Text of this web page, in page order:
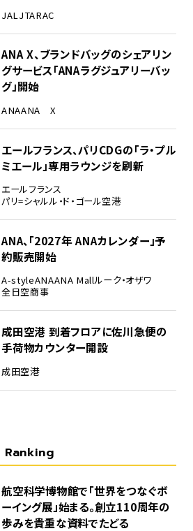
JAL JTARAC
ANA X、ブランドバッグのシェアリン
グサービス「ANAラグジュアリーバッ
グ」開始
ANAANA X
エールフランス、パリCDGの「ラ・プル
ミエール」専用ラウンジを刷新
エールフランス
パリ=シャルル・ド・ゴール空港
ANA、「2027年 ANAカレンダー」予
約販売開始
A-styleANAANA Mallルーク・オザワ
全日空商事
成田空港 到着フロアに佐川急便の
手荷物カウンター開設
成田空港
Ranking
航空科学博物館で「世界をつなぐボ
ーイング展」始まる。創立110周年の
歩みを貴重な資料でたどる